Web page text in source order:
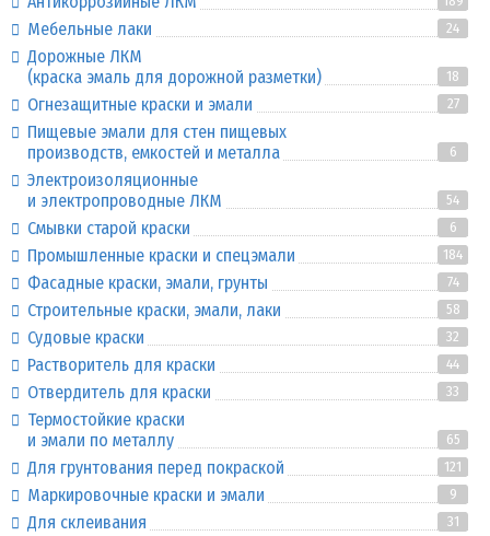
Мебельные лаки 24
Дорожные ЛКМ
(краска эмаль для дорожной разметки)
18
Огнезащитные краски и эмали 27
Пищевые эмали для стен пищевых
производств, емкостей и металла
6
Электроизоляционные
и электропроводные ЛКМ
54
Смывки старой краски 6
Промышленные краски и спецэмали 184
Фасадные краски, эмали, грунты 74
Строительные краски, эмали, лаки 58
Судовые краски 32
Растворитель для краски 44
Отвердитель для краски 33
Термостойкие краски
и эмали по металлу
65
Для грунтования перед покраской 121
Маркировочные краски и эмали 9
Для склеивания 31